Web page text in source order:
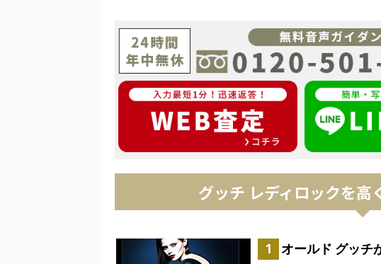
グッチ レディロックを高
オールド グッチ